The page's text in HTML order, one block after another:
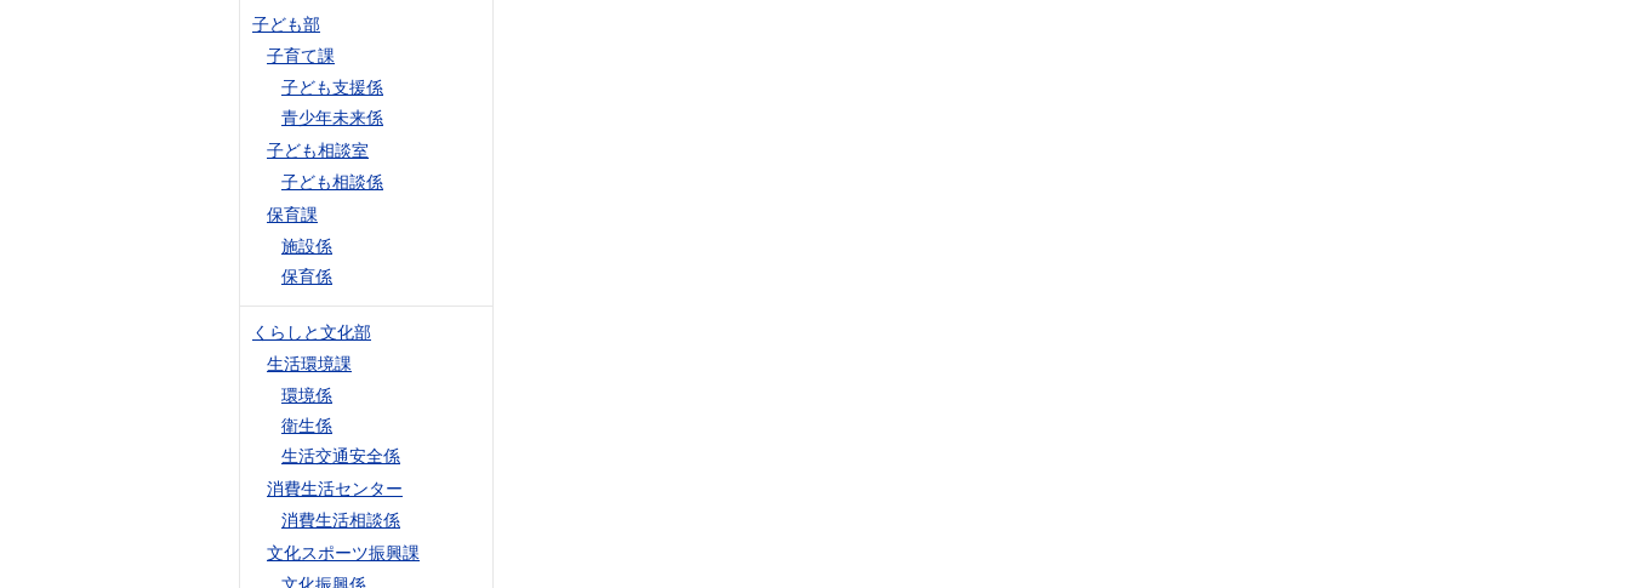
子ども部
子育て課
子ども支援係
青少年未来係
子ども相談室
子ども相談係
保育課
施設係
保育係
くらしと文化部
生活環境課
環境係
衛生係
生活交通安全係
消費生活センター
消費生活相談係
文化スポーツ振興課
文化振興係